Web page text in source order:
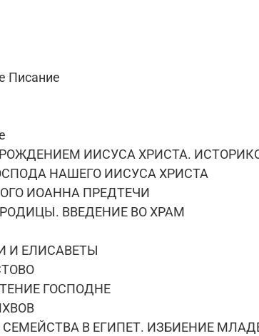
Писание
ИИСУСА ХРИСТА.
НАШЕГО ИИСУСА ХРИСТА
ИОАННА ПРЕДТЕЧИ
ВВЕДЕНИЕ ВО ХРАМ
И ЕЛИСАВЕТЫ
ГОСПОДНЕ
СЕМЕЙСТВА В ЕГИПЕТ. ИЗБИЕНИЕ